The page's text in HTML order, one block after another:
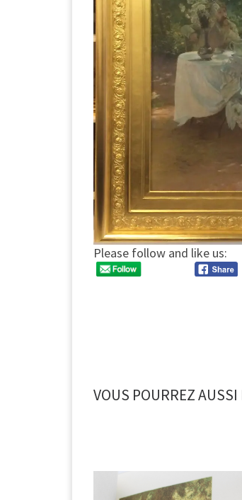
Please follow and like us:
VOUS POURREZ AUSSI